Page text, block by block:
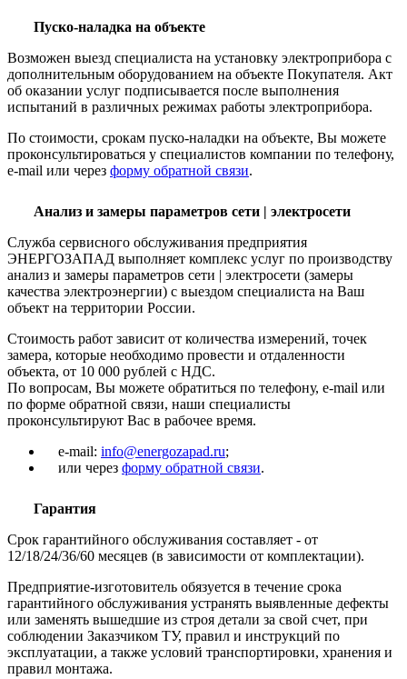
Пуско-наладка на объекте
Возможен выезд специалиста на установку электроприбора с
дополнительным оборудованием на объекте Покупателя. Акт
об оказании услуг подписывается после выполнения
испытаний в различных режимах работы электроприбора.
По стоимости, срокам пуско-наладки на объекте, Вы можете
проконсультироваться у специалистов компании по телефону,
e-mail или через форму обратной связи.
Анализ и замеры параметров сети | электросети
Служба сервисного обслуживания предприятия
ЭНЕРГОЗАПАД выполняет комплекс услуг по производству
анализ и замеры параметров сети | электросети (замеры
качества электроэнергии) с выездом специалиста на Ваш
объект на территории России.
Стоимость работ зависит от количества измерений, точек
замера, которые необходимо провести и отдаленности
объекта, от 10 000 рублей с НДС.
По вопросам, Вы можете обратиться по телефону, e-mail или
по форме обратной связи, наши специалисты
проконсультируют Вас в рабочее время.
e-mail: info@energozapad.ru;
или через форму обратной связи.
Гарантия
Срок гарантийного обслуживания составляет - от
12/18/24/36/60 месяцев (в зависимости от комплектации).
Предприятие-изготовитель обязуется в течение срока
гарантийного обслуживания устранять выявленные дефекты
или заменять вышедшие из строя детали за свой счет, при
соблюдении Заказчиком ТУ, правил и инструкций по
эксплуатации, а также условий транспортировки, хранения и
правил монтажа.